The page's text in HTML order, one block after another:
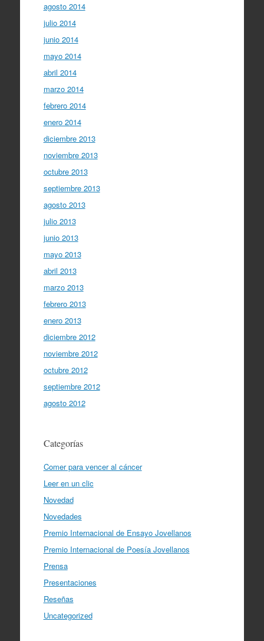
agosto 2014
julio 2014
junio 2014
mayo 2014
abril 2014
marzo 2014
febrero 2014
enero 2014
diciembre 2013
noviembre 2013
octubre 2013
septiembre 2013
agosto 2013
julio 2013
junio 2013
mayo 2013
abril 2013
marzo 2013
febrero 2013
enero 2013
diciembre 2012
noviembre 2012
octubre 2012
septiembre 2012
agosto 2012
Categorías
Comer para vencer al cáncer
Leer en un clic
Novedad
Novedades
Premio Internacional de Ensayo Jovellanos
Premio Internacional de Poesía Jovellanos
Prensa
Presentaciones
Reseñas
Uncategorized